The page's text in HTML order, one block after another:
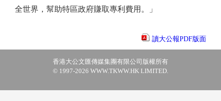
全世界，幫助特區政府賺取專利費用。」
讀大公報PDF版面
香港大公文匯傳媒集團有限公司版權所有
© 1997-2026 WWW.TKWW.HK LIMITED.